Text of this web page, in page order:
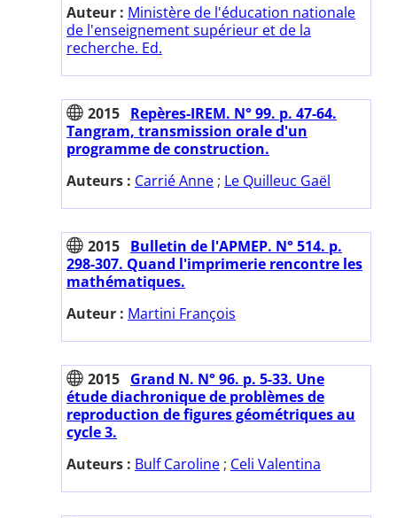
Auteur : Ministère de l'éducation nationale
de l'enseignement supérieur et de la
recherche. Ed.
2015 Repères-IREM. N° 99. p. 47-64.
Tangram, transmission orale d'un
programme de construction.
Auteurs : Carrié Anne ; Le Quilleuc Gaël
2015 Bulletin de l'APMEP. N° 514. p.
298-307. Quand l'imprimerie rencontre les
mathématiques.
Auteur : Martini François
2015 Grand N. N° 96. p. 5-33. Une
étude diachronique de problèmes de
reproduction de figures géométriques au
cycle 3.
Auteurs : Bulf Caroline ; Celi Valentina